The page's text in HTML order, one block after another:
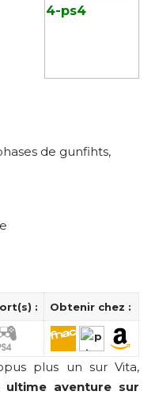
de gunfihts,
: Obtenir chez :
plus un sur Vita,
ultime aventure sur